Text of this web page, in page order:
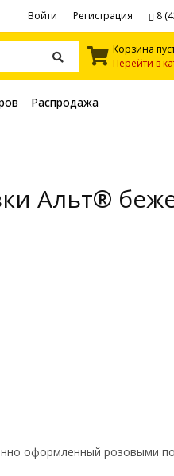
Войти Регистрация 8
Корзина
Перейти в
Распродажа
Альт®
оформленный розовыми